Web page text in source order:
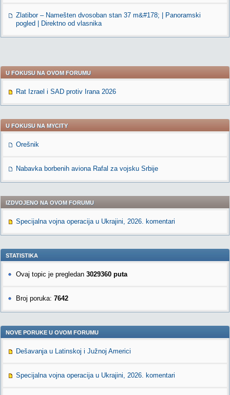
Zlatibor – Namešten dvosoban stan 37 m&#178; | Panoramski
pogled | Direktno od vlasnika
U FOKUSU NA OVOM FORUMU
Rat Izrael i SAD protiv Irana 2026
U FOKUSU NA MYCITY
Orešnik
Nabavka borbenih aviona Rafal za vojsku Srbije
IZDVOJENO NA OVOM FORUMU
Specijalna vojna operacija u Ukrajini, 2026. komentari
STATISTIKA
Ovaj topic je pregledan 3029360 puta
Broj poruka: 7642
NOVE PORUKE U OVOM FORUMU
Dešavanja u Latinskoj i Južnoj Americi
Specijalna vojna operacija u Ukrajini, 2026. komentari